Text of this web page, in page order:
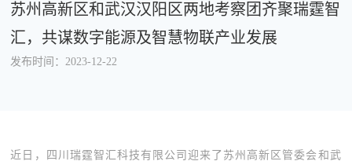
苏州高新区和武汉汉阳区两地考察团齐聚瑞霆智
汇，共谋数字能源及智慧物联产业发展
发布时间：2023-12-22
近日，四川瑞霆智汇科技有限公司迎来了苏州高新区管委会和武